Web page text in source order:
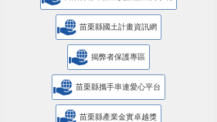
苗栗縣國土計畫資訊網
揭弊者保護專區
苗栗縣攜手串連愛心平台
苗栗縣產業金實卓越獎